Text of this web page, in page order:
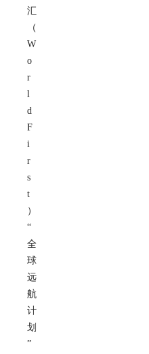
汇
（
W
o
r
l
d
F
i
r
s
t
）
“
全
球
远
航
计
划
”